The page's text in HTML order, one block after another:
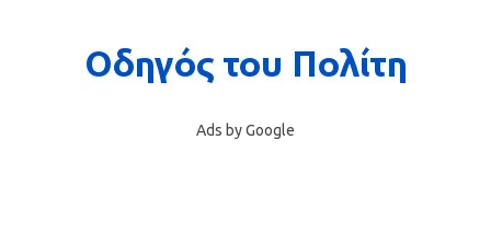
Ads by Google